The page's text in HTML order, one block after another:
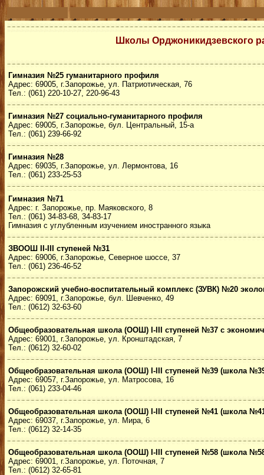
Школы Орджоникидзевского
Гимназия №25 гуманитарного профиля
Адрес: 69005, г.Запорожье, ул. Патриотическая, 76
Тел.: (061) 220-10-27, 220-96-43
Гимназия №27 социально-гуманитарного профиля
Адрес: 69005, г.Запорожье, бул. Центральный, 15-а
Тел.: (061) 239-66-92
Гимназия №28
Адрес: 69035, г.Запорожье, ул. Лермонтова, 16
Тел.: (061) 233-25-53
Гимназия №71
Адрес: г. Запорожье, пр. Маяковского, 8
Тел.: (061) 34-83-68, 34-83-17
Гимназия с углубленным изучением иностранного языка
ЗВООШ II-III ступеней №31
Адрес: 69006, г.Запорожье, Северное шоссе, 37
Тел.: (061) 236-46-52
Запорожский учебно-воспитательный комплекс (ЗУВК) №20
Адрес: 69091, г.Запорожье, бул. Шевченко, 49
Тел.: (0612) 32-63-60
Общеобразовательная школа (ООШ) I-III ступеней №37 с
Адрес: 69001, г.Запорожье, ул. Кронштадская, 7
Тел.: (0612) 32-60-02
Общеобразовательная школа (ООШ) I-III ступеней №39 (школа
Адрес: 69057, г.Запорожье, ул. Матросова, 16
Тел.: (061) 233-04-46
Общеобразовательная школа (ООШ) I-III ступеней №41 (школа
Адрес: 69037, г.Запорожье, ул. Мира, 6
Тел.: (0612) 32-14-35
Общеобразовательная школа (ООШ) I-III ступеней №58 (школа
Адрес: 69001, г.Запорожье, ул. Поточная, 7
Тел.: (0612) 32-65-81